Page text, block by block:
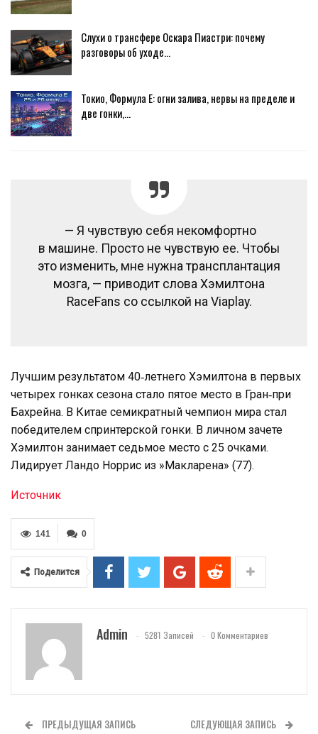
Слухи о трансфере Оскара Пиастри: почему
разговоры об уходе…
Токио, Формула E: огни залива, нервы на пределе и
две гонки,…
— Я чувствую себя некомфортно
в машине. Просто не чувствую ее. Чтобы
это изменить, мне нужна трансплантация
мозга, — приводит слова Хэмилтона
RaceFans со ссылкой на Viaplay.
Лучшим результатом 40‑летнего Хэмилтона в первых
четырех гонках сезона стало пятое место в Гран‑при
Бахрейна. В Китае семикратный чемпион мира стал
победителем спринтерской гонки. В личном зачете
Хэмилтон занимает седьмое место с 25 очками.
Лидирует Ландо Норрис из »Макларена» (77).
Источник
0
141
Поделится
Admin 5281 Записей 0 Комментариев
ПРЕДЫДУЩАЯ ЗАПИСЬ СЛЕДУЮЩАЯ ЗАПИСЬ